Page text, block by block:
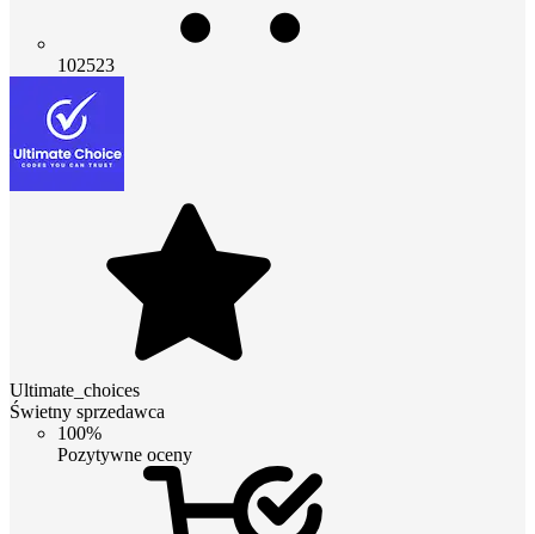
102523
Ultimate_choices
Świetny sprzedawca
100%
Pozytywne oceny